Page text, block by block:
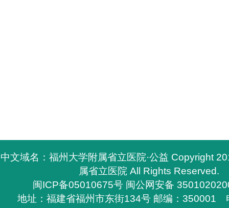
中文域名：福州大学附属省立医院·公益 Copyright
属省立医院 All Rights Reserved.
闽ICP备05010675号 闽公网安备
地址：福建省福州市东街134号 邮编：350001